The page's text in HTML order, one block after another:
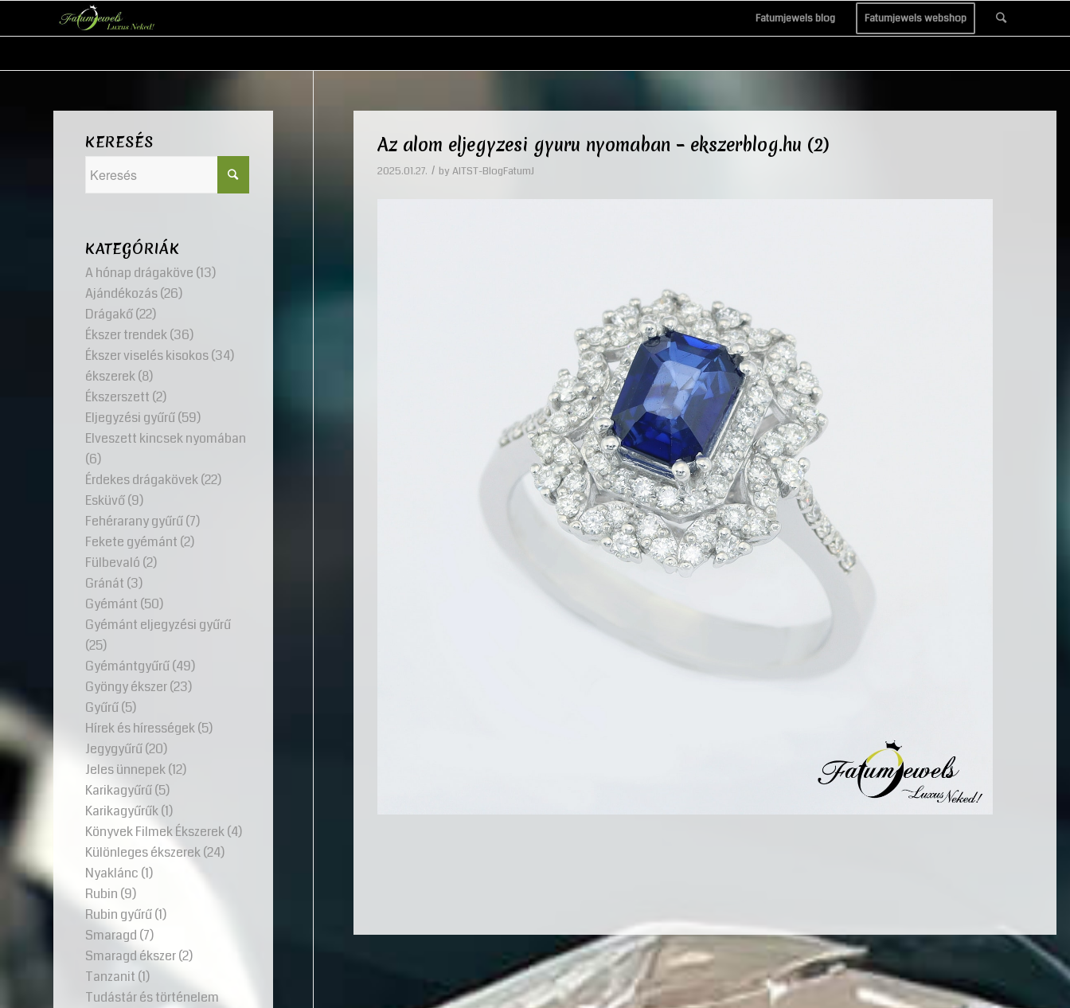
Fatumjewels blog Fatumjewels webshop
Az alom eljegyzesi gyuru nyomaban – ekszerblog.hu (2)
2025.01.27. / by AITST-BlogFatumJ
KERESÉS
KATEGÓRIÁK
A hónap drágaköve (13)
Ajándékozás(26)
Drágakő(22)
Ékszer trendek(36)
Ékszer viselés kisokos(34)
ékszerek(8)
Ékszerszett (2)
Eljegyzési gyűrű(59)
Elveszett kincsek nyomában
(6)
Érdekes drágakövek(22)
Esküvő(9)
Fehérarany gyűrű(7)
Fekete gyémánt (2)
Fülbevaló (2)
Gránát (3)
Gyémánt (50)
Gyémánt eljegyzési gyűrű
(25)
Gyémántgyűrű(49)
Gyöngy ékszer(23)
Gyűrű(5)
Hírek és hírességek(5)
Jegygyűrű(20)
Jeles ünnepek(12)
Karikagyűrű(5)
Karikagyűrűk(1)
Könyvek Filmek Ékszerek(4)
Különleges ékszerek(24)
Nyaklánc (1)
Rubin (9)
Rubin gyűrű(1)
Smaragd (7)
Smaragd ékszer(2)
Tanzanit (1)
Tudástár és történelem